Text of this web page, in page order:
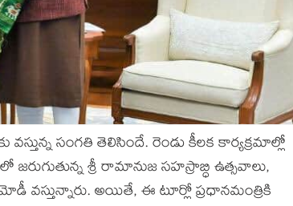
సంగ‌తి తెలిసిందే. రెండు కీల‌క కార్య‌క్ర‌మాల్లో
శ్రీ రామానుజ సహస్రాబ్ధి ఉత్సవాలు,
వ‌స్తున్నారు. అయితే, ఈ టూర్లో ప్ర‌ధాన‌మంత్రికి